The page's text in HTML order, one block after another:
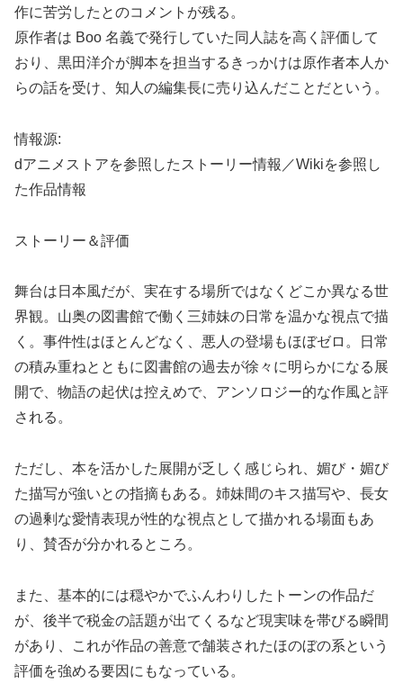
作に苦労したとのコメントが残る。
原作者は Boo 名義で発行していた同人誌を高く評価して
おり、黒田洋介が脚本を担当するきっかけは原作者本人か
らの話を受け、知人の編集長に売り込んだことだという。
情報源:
dアニメストアを参照したストーリー情報／Wikiを参照し
た作品情報
ストーリー＆評価
舞台は日本風だが、実在する場所ではなくどこか異なる世
界観。山奥の図書館で働く三姉妹の日常を温かな視点で描
く。事件性はほとんどなく、悪人の登場もほぼゼロ。日常
の積み重ねとともに図書館の過去が徐々に明らかになる展
開で、物語の起伏は控えめで、アンソロジー的な作風と評
される。
ただし、本を活かした展開が乏しく感じられ、媚び・媚び
た描写が強いとの指摘もある。姉妹間のキス描写や、長女
の過剰な愛情表現が性的な視点として描かれる場面もあ
り、賛否が分かれるところ。
また、基本的には穏やかでふんわりしたトーンの作品だ
が、後半で税金の話題が出てくるなど現実味を帯びる瞬間
があり、これが作品の善意で舗装されたほのぼの系という
評価を強める要因にもなっている。